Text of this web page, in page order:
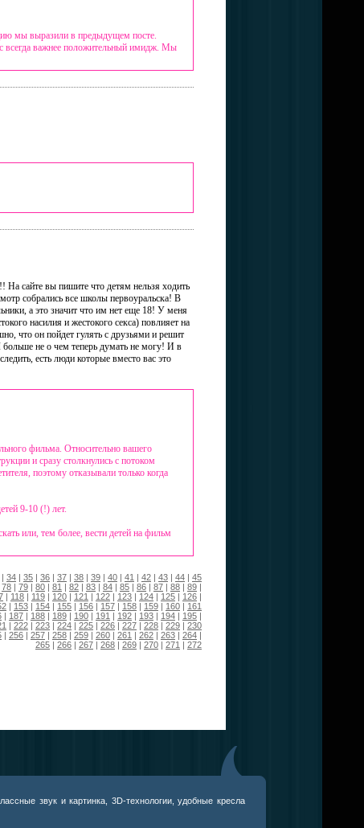
мы выразили в предыдущем посте.
всегда важнее положительный имидж. Мы
сайте вы пишите что детям нельзя ходить
собрались все школы первоуральска! В
а это значит что им нет еще 18! У меня
насилия и жестокого секса) повлияет на
что он пойдет гулять с друзьями и решит
не о чем теперь думать не могу! И в
есть люди которые вместо вас это
фильма. Относительно вашего
и сразу столкнулись с потоком
поэтому отказывали только когда
9-10 (!) лет.
или, тем более, вести детей на фильм
| 34 | 35 | 36 | 37 | 38 | 39 | 40 | 41 | 42 | 43 | 44 | 45
78 | 79 | 80 | 81 | 82 | 83 | 84 | 85 | 86 | 87 | 88 | 89 |
| 118 | 119 | 120 | 121 | 122 | 123 | 124 | 125 | 126 |
| 153 | 154 | 155 | 156 | 157 | 158 | 159 | 160 | 161
| 187 | 188 | 189 | 190 | 191 | 192 | 193 | 194 | 195 |
| 222 | 223 | 224 | 225 | 226 | 227 | 228 | 229 | 230
| 256 | 257 | 258 | 259 | 260 | 261 | 262 | 263 | 264 |
265 | 266 | 267 | 268 | 269 | 270 | 271 | 272
звук и картинка, 3D-технологии, удобные кресла